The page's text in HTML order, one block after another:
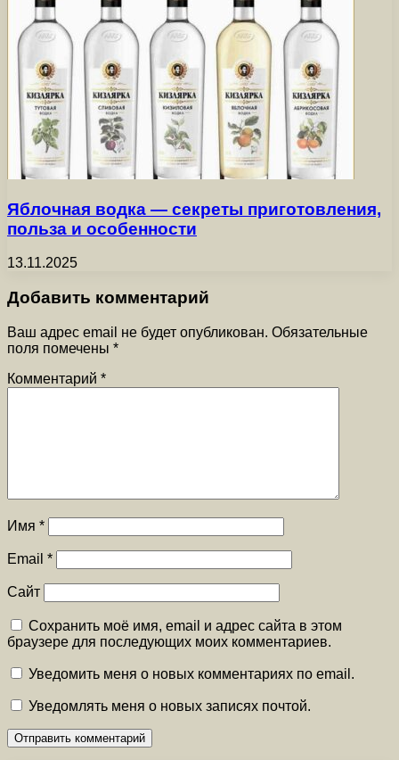
Яблочная водка — секреты приготовления,
польза и особенности
13.11.2025
Добавить комментарий
Ваш адрес email не будет опубликован. Обязательные
поля помечены *
Комментарий *
Имя *
Email *
Сайт
Сохранить моё имя, email и адрес сайта в этом
браузере для последующих моих комментариев.
Уведомить меня о новых комментариях по email.
Уведомлять меня о новых записях почтой.